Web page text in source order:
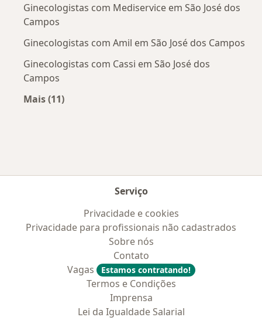
Ginecologistas com Mediservice em São José dos
Campos
Ginecologistas com Amil em São José dos Campos
Ginecologistas com Cassi em São José dos
Campos
Mais (11)
Serviço
Privacidade e cookies
Privacidade para profissionais não cadastrados
Sobre nós
Contato
Vagas
Estamos contratando!
Termos e Condições
Imprensa
Lei da Igualdade Salarial